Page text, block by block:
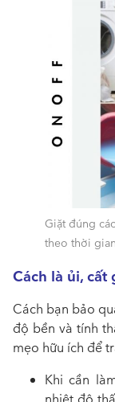
Giặt đúng
theo thời gian
Cách là ủi,
Cách bạn bảo
độ bền và tính
mẹo hữu ích để
Khi cần